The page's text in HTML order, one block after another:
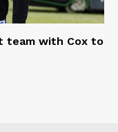
team with Cox to